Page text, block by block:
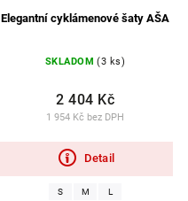
Elegantní cyklámenové šaty AŠA
SKLADOM (3 ks)
1 954 Kč bez DPH
2 404 Kč
Detail
S M L